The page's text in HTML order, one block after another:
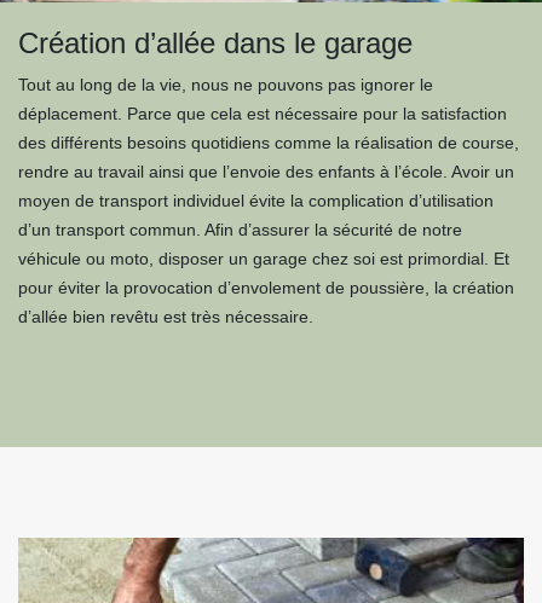
Création d’allée dans le garage
Tout au long de la vie, nous ne pouvons pas ignorer le
déplacement. Parce que cela est nécessaire pour la satisfaction
des différents besoins quotidiens comme la réalisation de course,
rendre au travail ainsi que l’envoie des enfants à l’école. Avoir un
moyen de transport individuel évite la complication d’utilisation
d’un transport commun. Afin d’assurer la sécurité de notre
véhicule ou moto, disposer un garage chez soi est primordial. Et
pour éviter la provocation d’envolement de poussière, la création
d’allée bien revêtu est très nécessaire.